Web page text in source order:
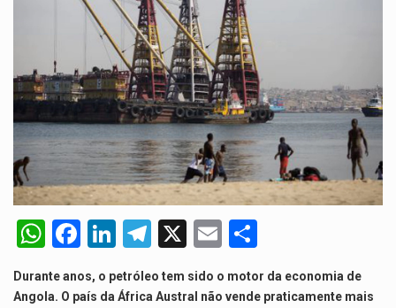
A nova legislação estabelece um prazo de 180 dias para…
A final coloca frente a frente duas equipas que chegaram…
W
at
F
ce
Li
ke
T
e
X
E
ail ar
Durante anos, o petróleo tem sido o motor da economia de
Angola. O país da África Austral não vende praticamente mais